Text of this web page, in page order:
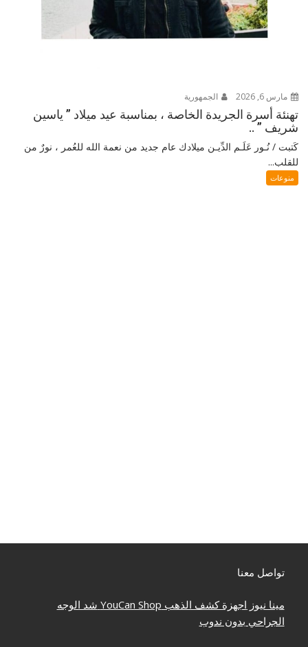
مارس 6, 2026 الجمهورية
تهنئة أسرة الجريدة الخاصة ، بمناسبة عيد ميلاد ” ياسين
شريف ” ..
كَتبت / نُـور عَلَـم الدِّيـن ميلادك عام جديد من نعمة الله للعُمر ، نورٌ من
للقلب...
منوعات
تواصل معنا
مينا نيوز اجهزة كشف الذهب YouCan Shop شد الوجه
الجراحي بدون ندوب